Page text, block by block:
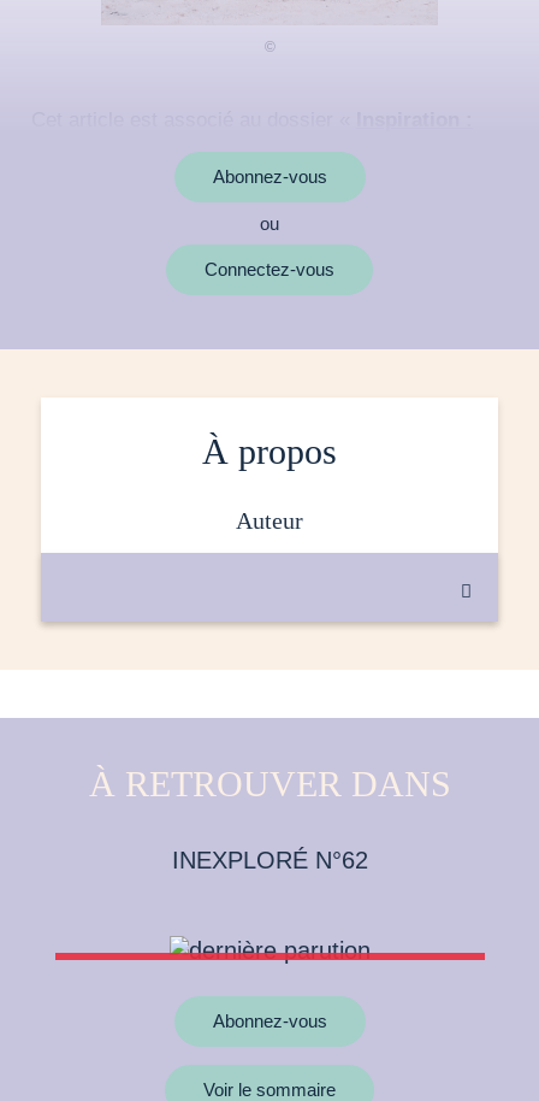
créer sa vie, démultiplier ses capacités
Abonnez-vous
ou
Connectez-vous
À propos
auteur

À RETROUVER DANS
INEXPLORÉ N°62
Abonnez-vous
Voir le sommaire